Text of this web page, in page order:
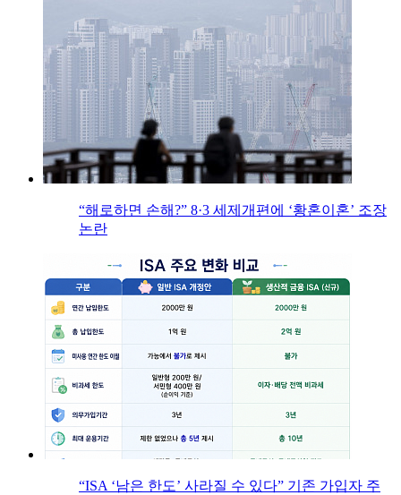
“해로하면 손해?” 8·3 세제개편에 ‘황혼이혼’ 조장
논란
“ISA ‘남은 한도’ 사라질 수 있다” 기존 가입자 주